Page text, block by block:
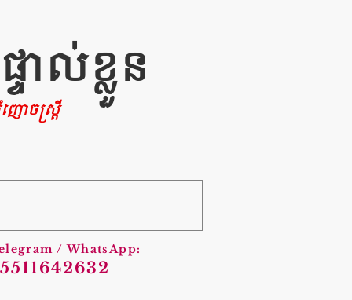
ល់ខ្លួន
ោចស្រ្តី
/ WhatsApp: